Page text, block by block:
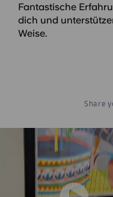
Fantastische
dich und
Weise.